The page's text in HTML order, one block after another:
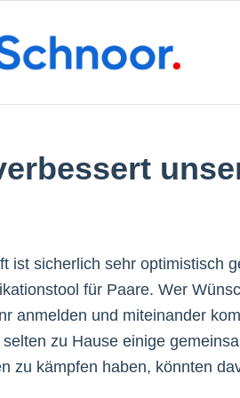
ist sicherlich sehr optimistisch
für Paare. Wer
anmelden und miteinander
zu Hause einige
zu kämpfen haben, könnten